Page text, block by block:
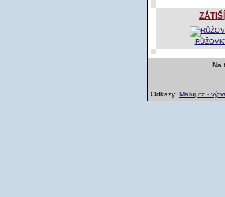
ZÁTIŠÍ
Na
Odkazy: Maluj.cz -